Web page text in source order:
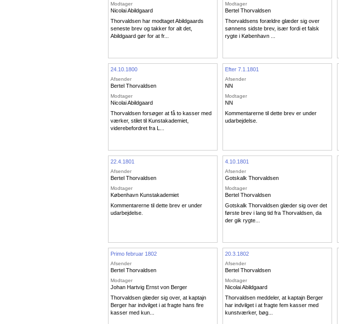
Modtager
Nicolai Abildgaard
Thorvaldsen har modtaget Abildgaards
seneste brev og takker for alt det,
Abildgaard gør for at fr...
Modtager
Bertel Thorvaldsen
Thorvaldsens forældre glæder sig over
sønnens sidste brev, især fordi et falsk
rygte i København ...
24.10.1800
Afsender
Bertel Thorvaldsen
Modtager
Nicolai Abildgaard
Thorvaldsen forsøger at få to kasser med
værker, stilet til Kunstakademiet,
viderebefordret fra L...
Efter 7.1.1801
Afsender
NN
Modtager
NN
Kommentarerne til dette brev er under
udarbejdelse.
22.4.1801
Afsender
Bertel Thorvaldsen
Modtager
København Kunstakademiet
Kommentarerne til dette brev er under
udarbejdelse.
4.10.1801
Afsender
Gotskalk Thorvaldsen
Modtager
Bertel Thorvaldsen
Gotskalk Thorvaldsen glæder sig over det
første brev i lang tid fra Thorvaldsen, da
der gik rygte...
Primo februar 1802
Afsender
Bertel Thorvaldsen
Modtager
Johan Hartvig Ernst von Berger
Thorvaldsen glæder sig over, at kaptajn
Berger har indvilget i at fragte hans fire
kasser med kun...
20.3.1802
Afsender
Bertel Thorvaldsen
Modtager
Nicolai Abildgaard
Thorvaldsen meddeler, at kaptajn Berger
har indvilget i at fragte fem kasser med
kunstværker, bøg...